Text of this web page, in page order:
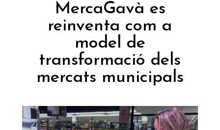
MercaGavà es
reinventa com a
model de
transformació dels
mercats municipals